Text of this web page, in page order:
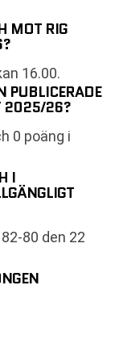
MOT RIG
16.00.
PUBLICERADE
2025/26?
0 poäng i
I
80 den 22